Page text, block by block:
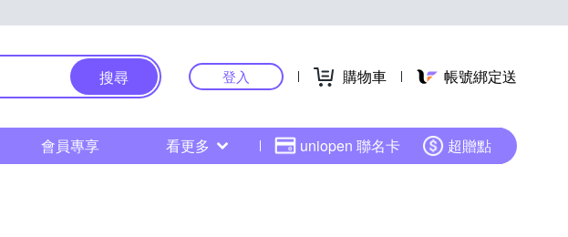
搜尋 登入 購物車 帳號綁定送
會員專享 看更多 uniopen 聯名卡 超贈點